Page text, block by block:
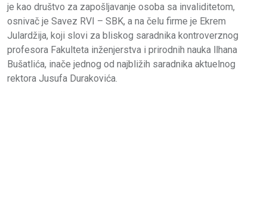
je kao društvo za zapošljavanje osoba sa invaliditetom,
osnivač je Savez RVI – SBK, a na čelu firme je Ekrem
Julardžija, koji slovi za bliskog saradnika kontroverznog
profesora Fakulteta inženjerstva i prirodnih nauka llhana
Bušatlića, inače jednog od najbližih saradnika aktuelnog
rektora Jusufa Durakovića.